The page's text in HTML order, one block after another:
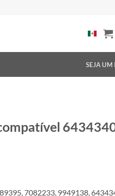
SEJA UM
7082233, 9949138,